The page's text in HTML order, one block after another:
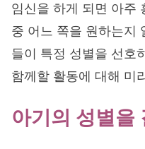
임신을 하게 되면 아주
중 어느 쪽을 원하는지
들이 특정 성별을 선호
함께할 활동에 대해 미
아기의 성별을